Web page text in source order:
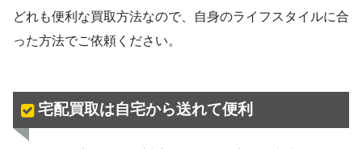
どれも便利な買取方法なので、自身のライフスタイルに合
った方法でご依頼ください。
宅配買取は自宅から送れて便利